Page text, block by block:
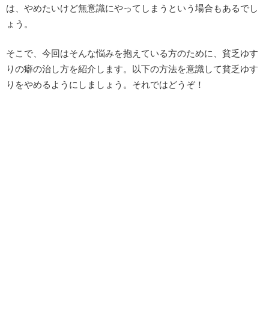
は、やめたいけど無意識にやってしまうという場合もあるでし
ょう。
そこで、今回はそんな悩みを抱えている方のために、貧乏ゆす
りの癖の治し方を紹介します。以下の方法を意識して貧乏ゆす
りをやめるようにしましょう。それではどうぞ！